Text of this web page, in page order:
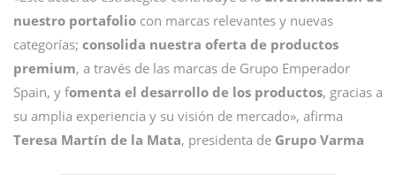
nuestro portafolio con marcas relevantes y nuevas
categorías; consolida nuestra oferta de productos
premium, a través de las marcas de Grupo Emperador
Spain, y fomenta el desarrollo de los productos, gracias a
su amplia experiencia y su visión de mercado», afirma
Teresa Martín de la Mata, presidenta de Grupo Varma